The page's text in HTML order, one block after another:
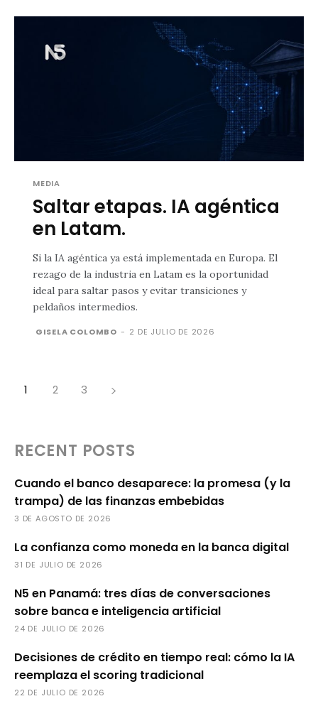
MEDIA
Saltar etapas. IA agéntica
en Latam.
Si la IA agéntica ya está implementada en Europa. El
rezago de la industria en Latam es la oportunidad
ideal para saltar pasos y evitar transiciones y
peldaños intermedios.
GISELA COLOMBO - 2 DE JULIO DE 2026
1 2 3
RECENT POSTS
Cuando el banco desaparece: la promesa (y la
trampa) de las finanzas embebidas
3 DE AGOSTO DE 2026
La confianza como moneda en la banca digital
31 DE JULIO DE 2026
N5 en Panamá: tres días de conversaciones
sobre banca e inteligencia artificial
24 DE JULIO DE 2026
Decisiones de crédito en tiempo real: cómo la IA
reemplaza el scoring tradicional
22 DE JULIO DE 2026